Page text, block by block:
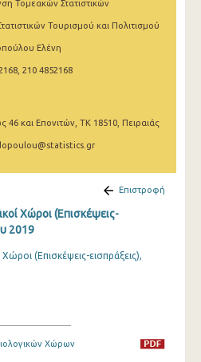
Τομεακών Στατιστικών
Τουρισμού και Πολιτισμού
Ελένη
210 4852168
46 και Επονιτών, ΤΚ 18510, Πειραιάς
Επιστροφή
Χώροι (Επισκέψεις-
2019
(Επισκέψεις-εισπράξεις),
Χώρων